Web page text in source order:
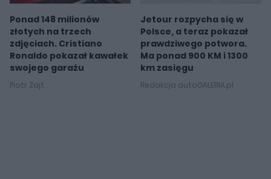
Ponad 148 milionów
złotych na trzech
zdjęciach. Cristiano
Ronaldo pokazał kawałek
swojego garażu
Piotr Zajt
Jetour rozpycha się w
Polsce, a teraz pokazał
prawdziwego potwora.
Ma ponad 900 KM i 1300
km zasięgu
Redakcja autoGALERIA.pl